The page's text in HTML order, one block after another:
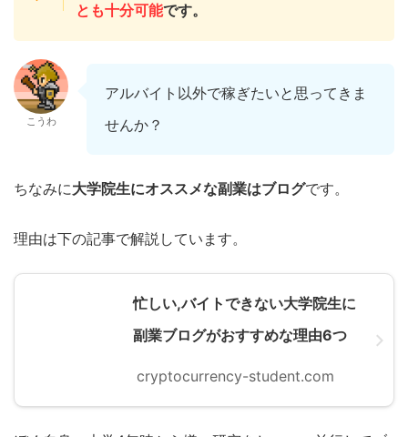
とも十分可能です。
こうわ
アルバイト以外で稼ぎたいと思ってきま
せんか？
ちなみに大学院生にオススメな副業はブログです。
理由は下の記事で解説しています。
忙しい,バイトできない大学院生に
副業ブログがおすすめな理由6つ
cryptocurrency-student.com